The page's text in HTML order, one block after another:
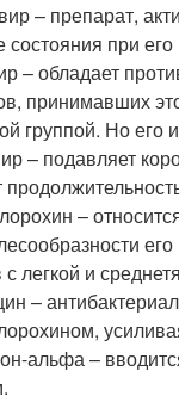
– препарат,
состояния при
– обладает
принимавших
группой. Но его
– подавляет
–
с легкой и
–
альфа –